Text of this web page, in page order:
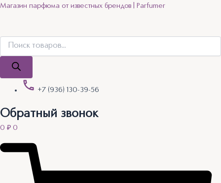
Перейти
Магазин парфюма от известных брендов | Parfumer
Поиск
+7 (936) 130-39-56
Обратный звонок
0 ₽ 0
Поиск
Quantity